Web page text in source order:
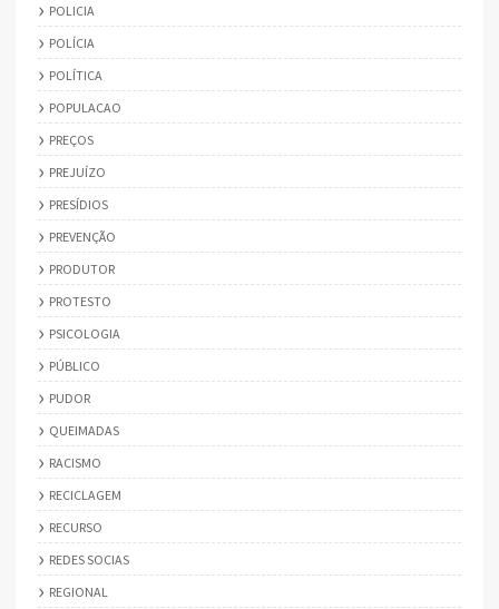
POLICIA
POLÍCIA
POLÍTICA
POPULACAO
PREÇOS
PREJUÍZO
PRESÍDIOS
PREVENÇÃO
PRODUTOR
PROTESTO
PSICOLOGIA
PÚBLICO
PUDOR
QUEIMADAS
RACISMO
RECICLAGEM
RECURSO
REDES SOCIAS
REGIONAL